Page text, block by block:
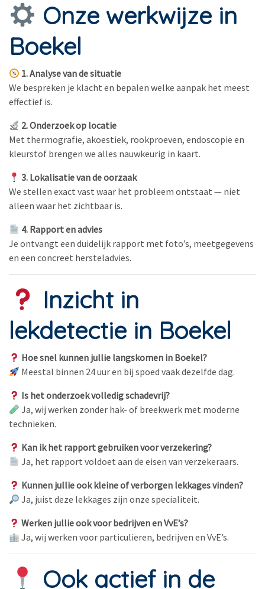
Onze werkwijze in
Boekel
1. Analyse van de situatie
We bespreken je klacht en bepalen welke aanpak het meest
effectief is.
2. Onderzoek op locatie
Met thermografie, akoestiek, rookproeven, endoscopie en
kleurstof brengen we alles nauwkeurig in kaart.
3. Lokalisatie van de oorzaak
We stellen exact vast waar het probleem ontstaat — niet
alleen waar het zichtbaar is.
4. Rapport en advies
Je ontvangt een duidelijk rapport met foto’s, meetgegevens
en een concreet hersteladvies.
Inzicht in
lekdetectie in Boekel
Hoe snel kunnen jullie langskomen in Boekel?
Meestal binnen 24 uur en bij spoed vaak dezelfde dag.
Is het onderzoek volledig schadevrij?
Ja, wij werken zonder hak- of breekwerk met moderne
technieken.
Kan ik het rapport gebruiken voor verzekering?
Ja, het rapport voldoet aan de eisen van verzekeraars.
Kunnen jullie ook kleine of verborgen lekkages vinden?
Ja, juist deze lekkages zijn onze specialiteit.
Werken jullie ook voor bedrijven en VvE’s?
Ja, wij werken voor particulieren, bedrijven en VvE’s.
Ook actief in de